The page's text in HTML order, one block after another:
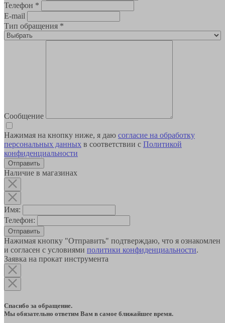
Телефон *
E-mail
Тип обращения *
Сообщение
Нажимая на кнопку ниже, я даю согласие на обработку
персональных данных в соответствии с Политикой
конфиденциальности
Наличие в магазинах
Имя:
Телефон:
Отправить
Нажимая кнопку "Отправить" подтверждаю, что я ознакомлен
и согласен с условиями политики конфиденциальности.
Заявка на прокат инструмента
Спасибо за обращение.
Мы обязательно ответим Вам в самое ближайшее время.